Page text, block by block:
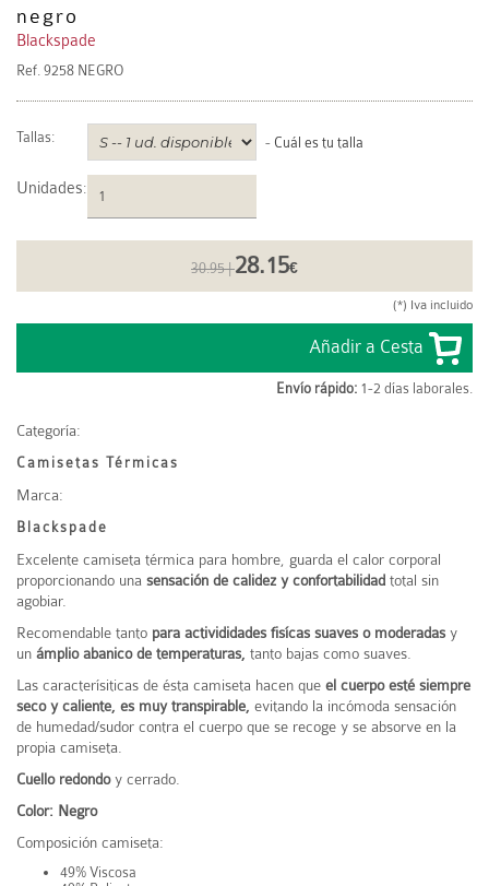
negro
Blackspade
Ref. 9258 NEGRO
Tallas: - Cuál es tu talla
Unidades:
30.95 |28.15€
(*) Iva incluido
Envío rápido: 1-2 días laborales.
Categoría:
Camisetas Térmicas
Marca:
Blackspade
Excelente camiseta térmica para hombre, guarda el calor corporal
proporcionando una sensación de calidez y confortabilidad total sin
agobiar.
Recomendable tanto para activididades fisícas suaves o moderadas y
un ámplio abanico de temperaturas, tanto bajas como suaves.
Las caracterísiticas de ésta camiseta hacen que el cuerpo esté siempre
seco y caliente, es muy transpirable, evitando la incómoda sensación
de humedad/sudor contra el cuerpo que se recoge y se absorve en la
propia camiseta.
Cuello redondoy cerrado.
Color: Negro
Composición camiseta:
49% Viscosa